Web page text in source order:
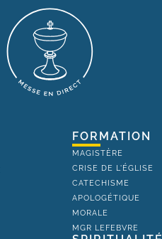
FORMATION
MAGISTÈRE
CRISE DE L'ÉGLISE
CATECHISME
APOLOGÉTIQUE
MORALE
MGR LEFEBVRE